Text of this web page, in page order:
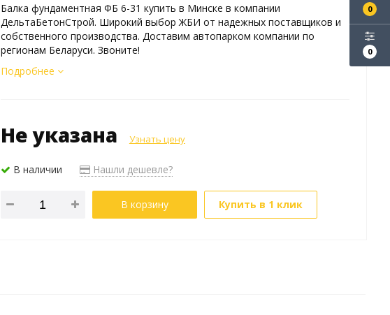
0
0
Балка фундаментная ФБ 6-31 купить в Минске в компании
ДельтаБетонСтрой. Широкий выбор ЖБИ от надежных поставщиков и
собственного производства. Доставим автопарком компании по
регионам Беларуси. Звоните!
Подробнее
Не указана Узнать цену
В наличии Нашли дешевле?
В корзину Купить в 1 клик